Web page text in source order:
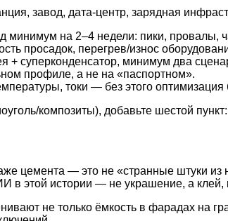
завод, дата-центр, зарядная
минимум на 2–4 недели: пики, провалы,
просадок, перегрев/износ
+ суперконденсатор, минимум два
профиле, а не на «паспортном».
токи — без этого оптимизация
композиты), добавьте шестой пункт:
цемента — это не «странные штуки из
в этой истории — не украшение, а клей,
не только ёмкость в фарадах на